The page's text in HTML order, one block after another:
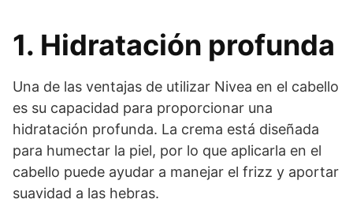
1. Hidratación profunda
Una de las ventajas de utilizar Nivea en el cabello
es su capacidad para proporcionar una
hidratación profunda. La crema está diseñada
para humectar la piel, por lo que aplicarla en el
cabello puede ayudar a manejar el frizz y aportar
suavidad a las hebras.